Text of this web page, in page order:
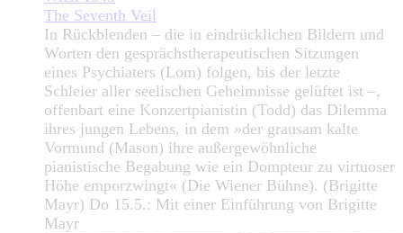
The Seventh Veil
In Rückblenden – die in eindrücklichen Bildern und
Worten den gesprächstherapeutischen Sitzungen
eines Psychiaters (Lom) folgen, bis der letzte
Schleier aller seelischen Geheimnisse gelüftet ist –,
offenbart eine Konzertpianistin (Todd) das Dilemma
ihres jungen Lebens, in dem »der grausam kalte
Vormund (Mason) ihre außergewöhnliche
pianistische Begabung wie ein Dompteur zu virtuoser
Höhe emporzwingt« (Die Wiener Bühne). (Brigitte
Mayr) Do 15.5.: Mit einer Einführung von Brigitte
Mayr